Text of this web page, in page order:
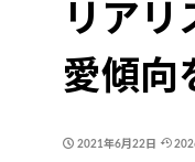
リアリ
愛傾向
2021年6月22日